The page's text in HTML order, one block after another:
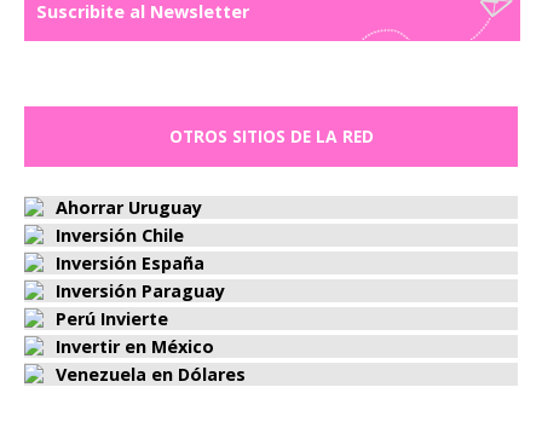
Suscribite al Newsletter
OTROS SITIOS DE LA RED
Ahorrar Uruguay
Inversión Chile
Inversión España
Inversión Paraguay
Perú Invierte
Invertir en México
Venezuela en Dólares